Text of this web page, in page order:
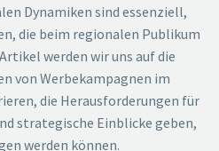
Dynamiken sind essenziell,
die beim regionalen Publikum
werden wir uns auf die
von Werbekampagnen im
die Herausforderungen für
strategische Einblicke geben,
werden können.